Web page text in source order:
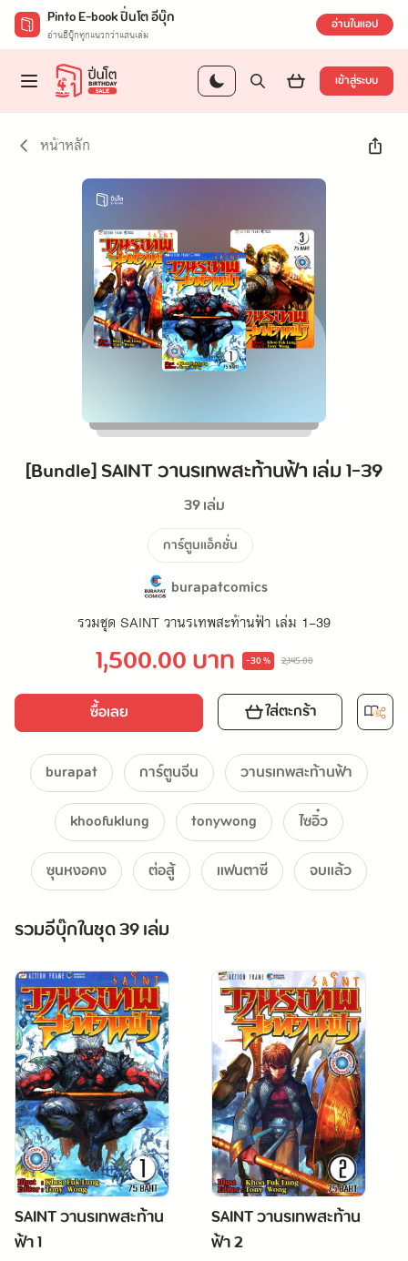
Pinto E-book ปิ่นโต อีบุ๊ก
อ่านอีบุ๊กทุกแนวกว่าแสนเล่ม อ่านในแอป
เข้าสู่ระบบ
หน้าหลัก
[Bundle] SAINT วานรเทพสะท้านฟ้า เล่ม 1-39
39 เล่ม
การ์ตูนแอ็คชั่น
burapatcomics
รวมชุด SAINT วานรเทพสะท้านฟ้า เล่ม 1-39
1,500.00 บาท -30 % 2,145.00
ซื้อเลย ใส่ตะกร้า
burapat การ์ตูนจีน
วานรเทพสะท้านฟ้า
khoofuklung
tonywong
ไซอิ๋ว
ซุนหงอคง
ต่อสู้ แฟนตาซี จบแล้ว
รวมอีบุ๊กในชุด 39 เล่ม
SAINT วานรเทพสะท้าน
ฟ้า 1
SAINT วานรเทพสะท้าน
ฟ้า 2